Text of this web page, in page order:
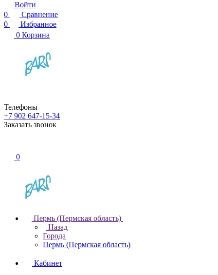
Войти
0
Сравнение
0
Избранное
0 Корзина
Телефоны
+7 902 647-15-34
Заказать звонок
0
Пермь (Пермская область)
Назад
Города
Пермь (Пермская область)
Кабинет